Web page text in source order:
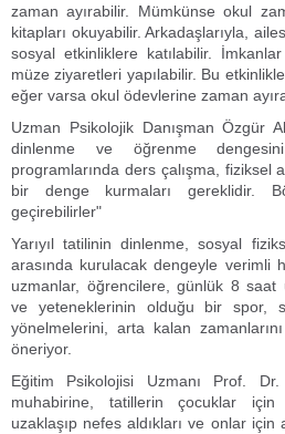
zaman ayırabilir. Mümkünse okul
kitapları okuyabilir. Arkadaşlarıyla,
sosyal etkinliklere katılabilir.
müze ziyaretleri yapılabilir. Bu
eğer varsa okul ödevlerine zaman
Uzman Psikolojik Danışman Özgür
dinlenme ve öğrenme
programlarında ders çalışma, fiziksel
bir denge kurmaları gereklidir.
geçirebilirler"
Yarıyıl tatilinin dinlenme, sosyal
arasında kurulacak dengeyle verimli
uzmanlar, öğrencilere, günlük 8 saat
ve yeteneklerinin olduğu bir spor,
yönelmelerini, arta kalan
öneriyor.
Eğitim Psikolojisi Uzmanı Prof.
muhabirine, tatillerin çocuklar için
uzaklaşıp nefes aldıkları ve onlar için